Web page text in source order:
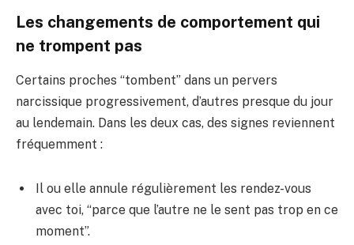
Les changements de comportement qui
ne trompent pas
Certains proches “tombent” dans un pervers
narcissique progressivement, d’autres presque du jour
au lendemain. Dans les deux cas, des signes reviennent
fréquemment :
Il ou elle annule régulièrement les rendez-vous
avec toi, “parce que l’autre ne le sent pas trop en ce
moment”.